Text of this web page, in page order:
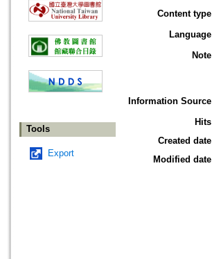
Tools
Export
Content type
Language
Note
Information Source
Hits
Created date
Modified date